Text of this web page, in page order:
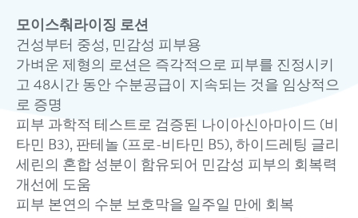
모이스춰라이징 로션
건성부터 중성, 민감성 피부용
가벼운 제형의 로션은 즉각적으로 피부를 진정시키
고 48시간 동안 수분공급이 지속되는 것을 임상적으
로 증명
피부 과학적 테스트로 검증된 나이아신아마이드 (비
타민 B3), 판테놀 (프로-비타민 B5), 하이드레팅 글리
세린의 혼합 성분이 함유되어 민감성 피부의 회복력
개선에 도움
피부 본연의 수분 보호막을 일주일 만에 회복